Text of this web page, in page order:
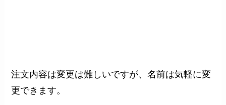
注文内容は変更は難しいですが、名前は気軽に変
更できます。